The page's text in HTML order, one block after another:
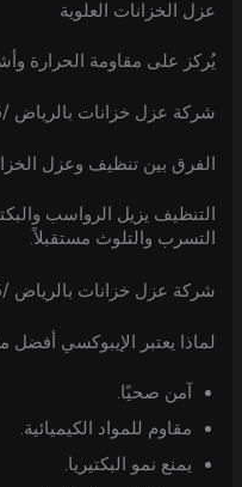
عزل الخزانات العلوية
يُركز على مقاومة الحرارة
شركة عزل خزانات بالرياض /2026
الفرق بين تنظيف وعزل
التنظيف يزيل الرواسب
التسرب والتلوث مستقبلاً.
شركة عزل خزانات بالرياض /2026
لماذا يعتبر الإيبوكسي أفضل
آمن صحيًا.
مقاوم للمواد الكيميائية.
يمنع نمو البكتيريا.